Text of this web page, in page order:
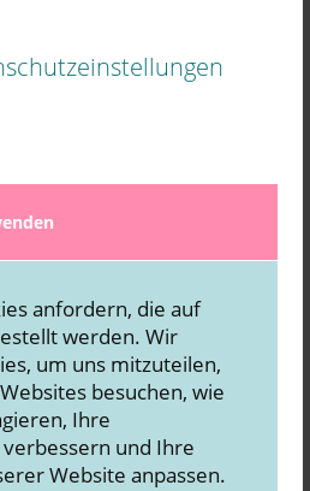
anfordern, die auf
werden. Wir
um uns mitzuteilen,
besuchen, wie
Ihre
und Ihre
Website anpassen.